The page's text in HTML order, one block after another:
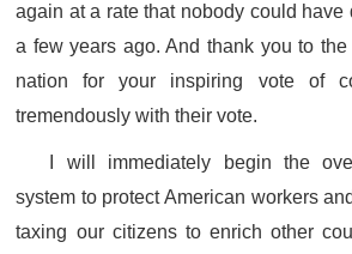
again at a rate that nobody could have
a few years ago. And thank you to
nation for your inspiring vote of
tremendously with their vote.
I will immediately begin the
system to protect American workers
taxing our citizens to enrich other